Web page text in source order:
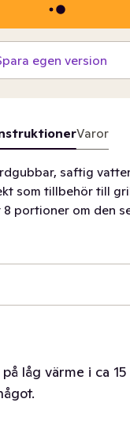
egen version
Varor
saftig
som tillbehör till
portioner om den
låg värme i ca